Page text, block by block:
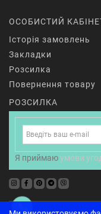
ОСОБИСТИЙ
Історія замовлень
Закладки
Розсилка
Повернення товару
РОЗСИЛКА
Я приймаюумови